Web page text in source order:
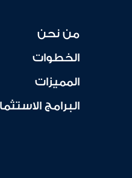
من نحن
الخطوات
المميزات
البرامج